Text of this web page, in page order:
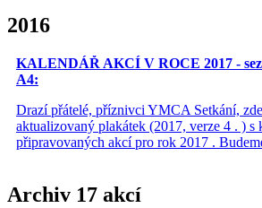
2016
KALENDÁŘ AKCÍ V ROCE 2017 -
A4:
Drazí přátelé, příznivci YMCA Setkání,
aktualizovaný plakátek (2017, verze 4 . ) s
připravovaných akcí pro rok 2017 .
Archiv 17 akcí